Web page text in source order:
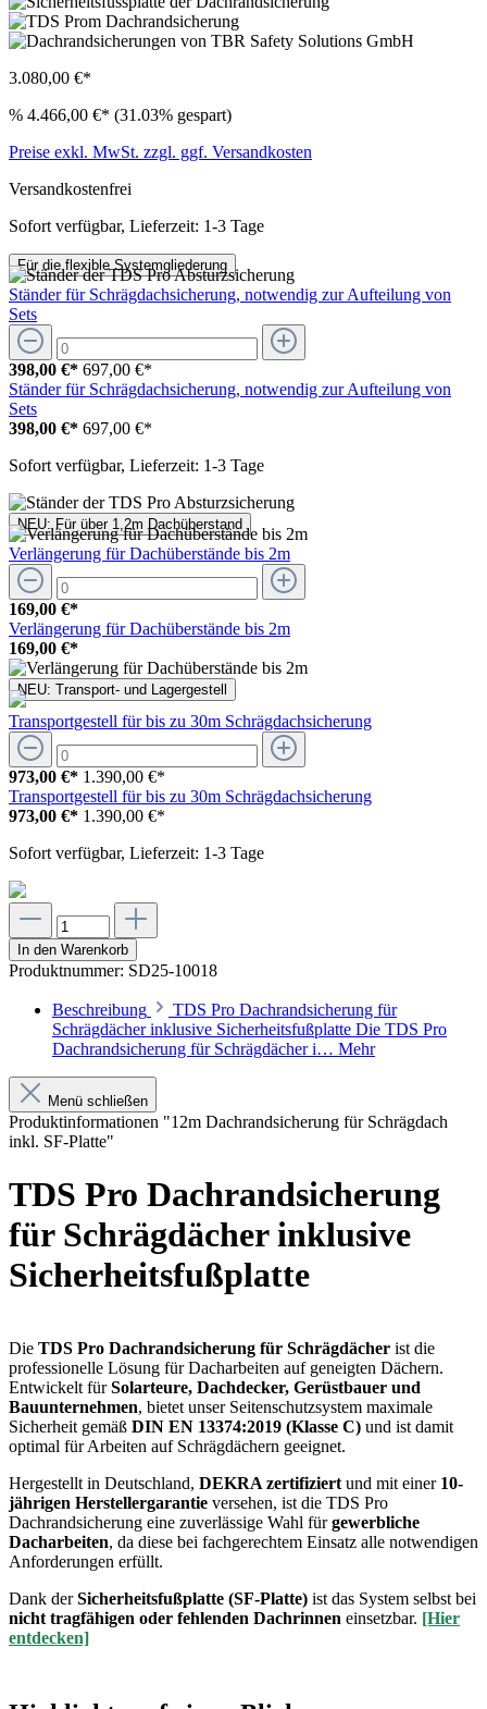
3.080,00 €*
% 4.466,00 €* (31.03% gespart)
Preise exkl. MwSt. zzgl. ggf. Versandkosten
Versandkostenfrei
Sofort verfügbar, Lieferzeit: 1-3 Tage
Für die flexible Systemgliederung
Ständer für Schrägdachsicherung, notwendig zur Aufteilung von
Sets
398,00 €* 697,00 €*
Ständer für Schrägdachsicherung, notwendig zur Aufteilung von
Sets
398,00 €* 697,00 €*
Sofort verfügbar, Lieferzeit: 1-3 Tage
NEU: Für über 1,2m Dachüberstand
Verlängerung für Dachüberstände bis 2m
169,00 €*
Verlängerung für Dachüberstände bis 2m
169,00 €*
NEU: Transport- und Lagergestell
Transportgestell für bis zu 30m Schrägdachsicherung
973,00 €* 1.390,00 €*
Transportgestell für bis zu 30m Schrägdachsicherung
973,00 €* 1.390,00 €*
Sofort verfügbar, Lieferzeit: 1-3 Tage
In den Warenkorb
Produktnummer: SD25-10018
Beschreibung
TDS Pro Dachrandsicherung für
Schrägdächer inklusive Sicherheitsfußplatte Die TDS Pro
Dachrandsicherung für Schrägdächer i… Mehr
Menü schließen
Produktinformationen "12m Dachrandsicherung für Schrägdach
inkl. SF-Platte"
TDS Pro Dachrandsicherung
für Schrägdächer inklusive
Sicherheitsfußplatte
Die TDS Pro Dachrandsicherung für Schrägdächer ist die
professionelle Lösung für Dacharbeiten auf geneigten Dächern.
Entwickelt fürSolarteure, Dachdecker, Gerüstbauer und
Bauunternehmen, bietet unser Seitenschutzsystem maximale
Sicherheit gemäß DIN EN 13374:2019 (Klasse C) und ist damit
optimal für Arbeiten auf Schrägdächern geeignet.
Hergestellt in Deutschland, DEKRA zertifiziert und mit einer 10-
jährigen Herstellergarantie versehen, ist die TDS Pro
Dachrandsicherung eine zuverlässige Wahl fürgewerbliche
Dacharbeiten, da diese bei fachgerechtem Einsatz alle notwendigen
Anforderungen erfüllt.
Dank derSicherheitsfußplatte (SF-Platte) ist das System selbst bei
nicht tragfähigen oder fehlenden Dachrinnen einsetzbar. [Hier
entdecken]